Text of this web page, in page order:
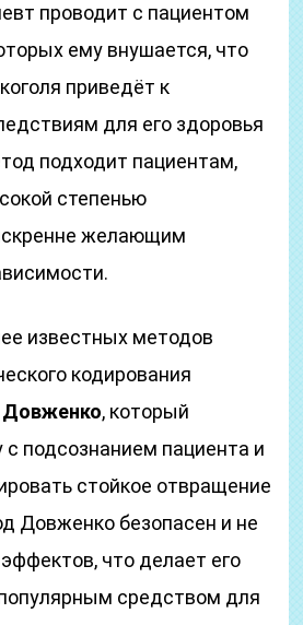
проводит с пациентом
ему внушается, что
приведёт к
для его здоровья
подходит пациентам,
степенью
желающим
известных методов
кодирования
, который
с подсознанием пациента и
стойкое отвращение
Довженко безопасен и не
что делает его
средством для